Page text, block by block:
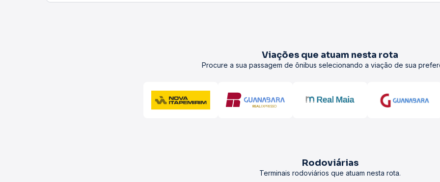
Viações que atuam nesta rota
Procure a sua passagem de ônibus selecionando a viação de sua
Rodoviárias
Terminais rodoviários que atuam nesta rota.